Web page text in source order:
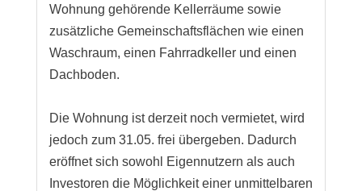
Wohnung gehörende Kellerräume sowie
zusätzliche Gemeinschaftsflächen wie einen
Waschraum, einen Fahrradkeller und einen
Dachboden.
Die Wohnung ist derzeit noch vermietet, wird
jedoch zum 31.05. frei übergeben. Dadurch
eröffnet sich sowohl Eigennutzern als auch
Investoren die Möglichkeit einer unmittelbaren